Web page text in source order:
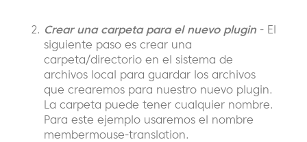
Crear una carpeta para el nuevo plugin - El
siguiente paso es crear una
carpeta/directorio en el sistema de
archivos local para guardar los archivos
que crearemos para nuestro nuevo plugin.
La carpeta puede tener cualquier nombre.
Para este ejemplo usaremos el nombre
membermouse-translation.